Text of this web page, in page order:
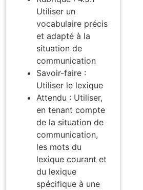
Utiliser un
vocabulaire précis
et adapté à la
situation de
communication
Savoir-faire :
Utiliser le lexique
Attendu : Utiliser,
en tenant compte
de la situation de
communication,
les mots du
lexique courant et
du lexique
spécifique à une